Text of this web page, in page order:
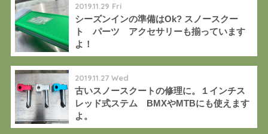
2019.11.29 Fri
シーズンインの準備はOk? スノースクー
ト パーツ アクセサリーも揃っています
よ！
2019.11.27 Wed
古いスノースクートの修理に。１インチス
レッド式ステム BMXやMTBにも使えます
よ。